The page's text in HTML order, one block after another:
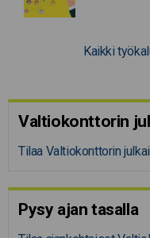
Kaikki
Valtiokonttorin
Tilaa Valtiokonttorin
Pysy ajan tasalla